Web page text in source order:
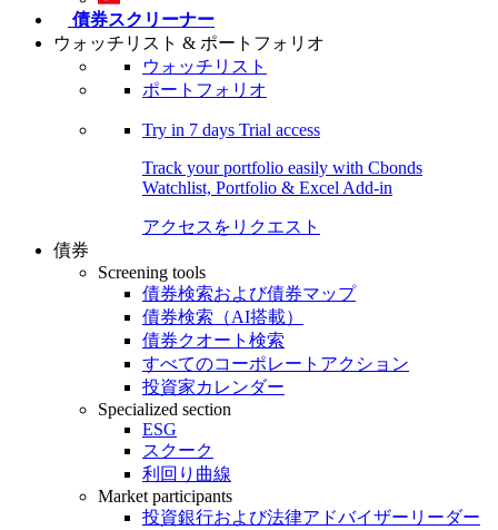
債券スクリーナー
ウォッチリスト & ポートフォリオ
ウォッチリスト
ポートフォリオ
Try in 7 days Trial access
Track your portfolio easily with Cbonds
Watchlist, Portfolio & Excel Add-in
アクセスをリクエスト
債券
Screening tools
債券検索および債券マップ
債券検索（AI搭載）
債券クオート検索
すべてのコーポレートアクション
投資家カレンダー
Specialized section
ESG
スクーク
利回り曲線
Market participants
投資銀行および法律アドバイザーリーダー